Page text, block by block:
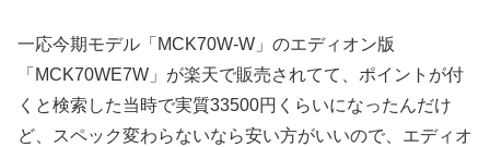
一応今期モデル「MCK70W-W」のエディオン版
「MCK70WE7W」が楽天で販売されてて、ポイントが付
くと検索した当時で実質33500円くらいになったんだけ
ど、スペック変わらないなら安い方がいいので、エディオ